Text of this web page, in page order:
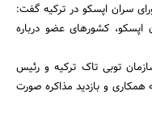
سران اپسکو در ترکیه گفت:
کشورهای عضو درباره
توبی تاک ترکیه و رئیس
و بازدید مذاکره صورت